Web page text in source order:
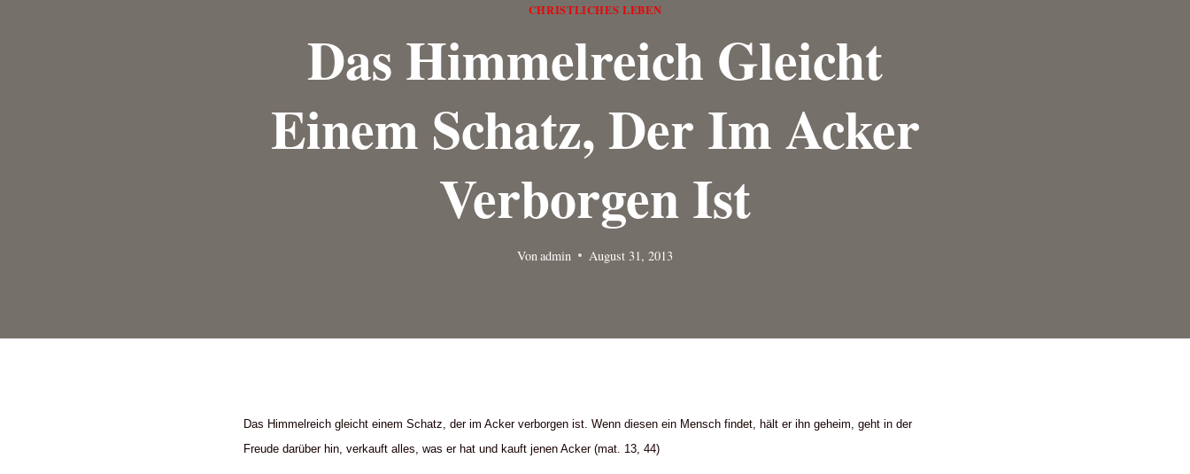
CHRISTLICHES LEBEN
Das Himmelreich Gleicht
Einem Schatz, Der Im Acker
Verborgen Ist
Von admin August 31, 2013
Das Himmelreich gleicht einem Schatz, der im Acker verborgen ist. Wenn diesen ein Mensch findet, hält er ihn geheim, geht in der
Freude darüber hin, verkauft alles, was er hat und kauft jenen Acker (mat. 13, 44)